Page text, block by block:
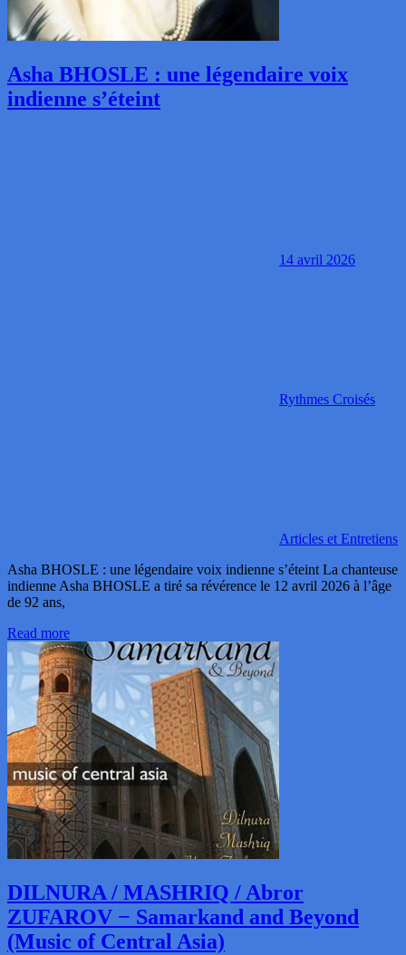
Asha BHOSLE : une légendaire voix
indienne s’éteint
14 avril 2026
Rythmes Croisés
Articles et Entretiens
Asha BHOSLE : une légendaire voix indienne s’éteint La chanteuse
indienne Asha BHOSLE a tiré sa révérence le 12 avril 2026 à l’âge
de 92 ans,
Read more
DILNURA / MASHRIQ / Abror
ZUFAROV − Samarkand and Beyond
(Music of Central Asia)